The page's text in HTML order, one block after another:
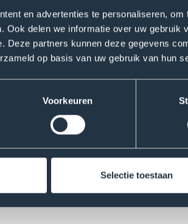
en advertenties te personaliseren,
Ook delen we informatie over uw gebruik
Deze partners kunnen deze gegevens
op basis van uw gebruik van hun
Voorkeuren
Selectie toestaan
in het
en expertise die ze eerder opdeed
van patiënten met kanker. Uit
de huisarts belanden, tot wel 15
hoe kunnen we dit tegengaan
deze groep te ondersteunen en wat
begint natuurlijk al in het ziekenhuis.
zorg. Hoe kan die
Ik denk zelf dat het
bij het risico dat een patiënt loopt
aanpak, waarbij meer oog is voor